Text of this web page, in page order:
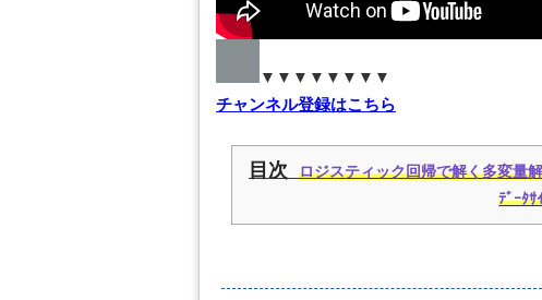
▼▼▼▼▼▼▼▼
チャンネル登録はこちら
目次
ロジスティック回帰で解く多変量
ﾃﾞｰﾀｻ